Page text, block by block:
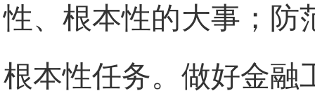
性、根本性的大事；防
根本性任务。做好金融